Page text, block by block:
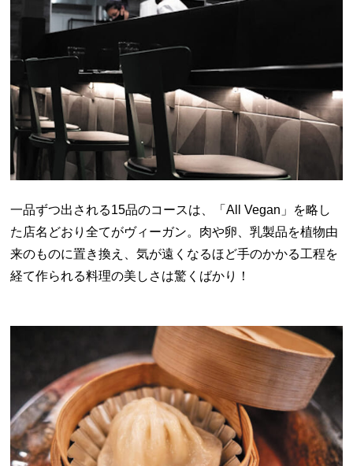
一品ずつ出される15品のコースは、「All Vegan」を略し
た店名どおり全てがヴィーガン。肉や卵、乳製品を植物由
来のものに置き換え、気が遠くなるほど手のかかる工程を
経て作られる料理の美しさは驚くばかり！